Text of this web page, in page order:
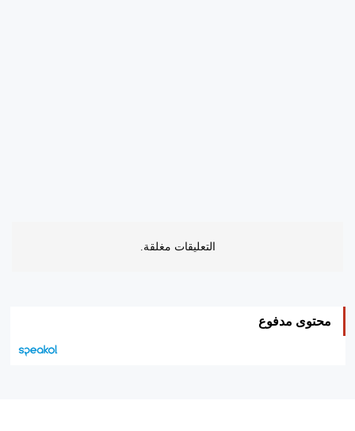
التعليقات مغلقة.
محتوى مدفوع